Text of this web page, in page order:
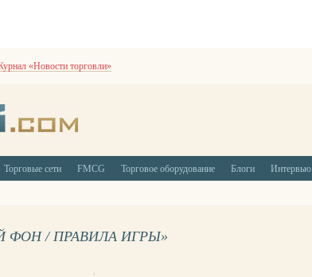
«Новости торговли»
Торговые сети FMCG Торговое оборудование Блоги Интервью
ФОН / ПРАВИЛА ИГРЫ»